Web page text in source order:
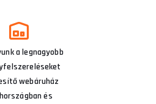
a legnagyobb
webáruház
és